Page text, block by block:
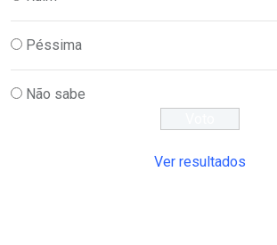
Péssima
Não sabe
Ver resultados